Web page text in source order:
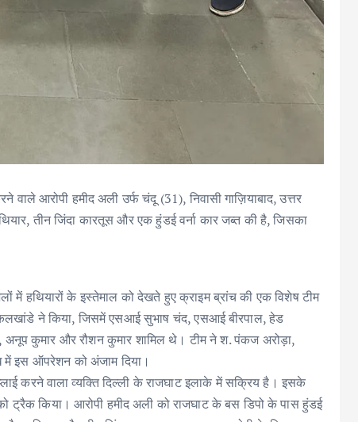
आरोपी हमीद अली उर्फ चंदू (31), निवासी गाज़ियाबाद, उत्तर
तीन जिंदा कारतूस और एक हुंडई वर्ना कार जब्त की है, जिसका
में हथियारों के इस्तेमाल को देखते हुए क्राइम ब्रांच की एक विशेष टीम
ने किया, जिसमें एसआई सुभाष चंद, एसआई बीरपाल, हेड
अनूप कुमार और रौशन कुमार शामिल थे। टीम ने श. पंकज अरोड़ा,
में इस ऑपरेशन को अंजाम दिया।
करने वाला व्यक्ति दिल्ली के राजघाट इलाके में सक्रिय है। इसके
ट्रैक किया। आरोपी हमीद अली को राजघाट के बस डिपो के पास हुंडई